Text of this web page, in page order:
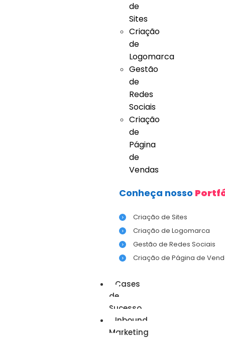
de
Sites
Criação
de
Logomarca
Gestão
de
Redes
Sociais
Criação
de
Página
de
Vendas
Conheça nosso
Criação de Sites
Criação de Logomarca
Gestão de Redes Sociais
Criação de Página de
Cases
de
Sucesso
Inbound
Marketing